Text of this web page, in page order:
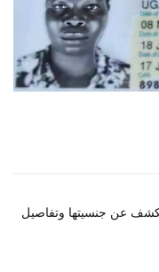
عن جنسيتها وتفاصيل